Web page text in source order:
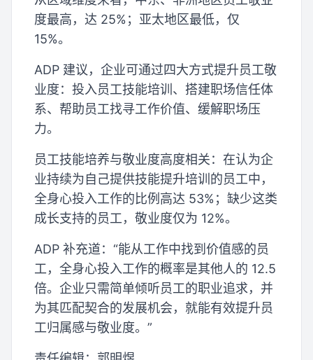
度最高，达 25%；亚太地区最低，仅
15%。
ADP 建议，企业可通过四大方式提升员工敬
业度：投入员工技能培训、搭建职场信任体
系、帮助员工找寻工作价值、缓解职场压
力。
员工技能培养与敬业度高度相关：在认为企
业持续为自己提供技能提升培训的员工中，
全身心投入工作的比例高达 53%；缺少这类
成长支持的员工，敬业度仅为 12%。
ADP 补充道：“能从工作中找到价值感的员
工，全身心投入工作的概率是其他人的 12.5
倍。企业只需简单倾听员工的职业追求，并
为其匹配契合的发展机会，就能有效提升员
工归属感与敬业度。”